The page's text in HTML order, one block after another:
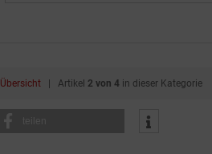
Übersicht | Artikel 2 von 4 in dieser Kategorie